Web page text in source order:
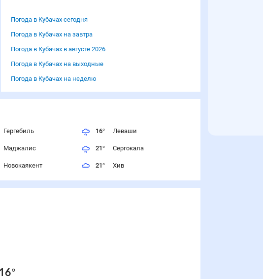
Погода в Кубачах сегодня
Погода в Кубачах на завтра
Погода в Кубачах в августе 2026
Погода в Кубачах на выходные
Погода в Кубачах на неделю
Гергебиль
Маджалис
Новокаякент
16° Леваши
21° Сергокала
21° Хив
16°